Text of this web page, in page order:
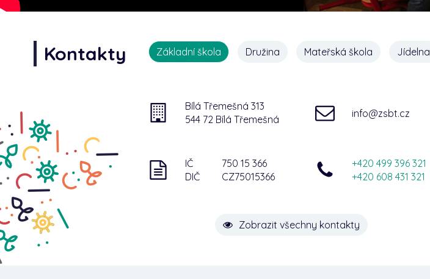
Kontakty Základní škola Družina Mateřská škola Jídelna
Bílá Třemešná 313
544 72 Bílá Třemešná
info@zsbt.cz
IČ
750 15 366
DIČ
CZ75015366
+420 499 396 321
+420 608 431 321
Zobrazit všechny kontakty